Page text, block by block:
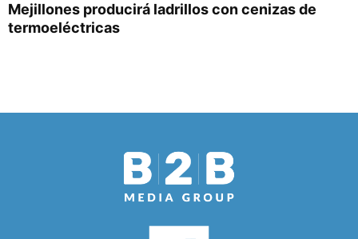
Mejillones producirá ladrillos con cenizas de
termoeléctricas